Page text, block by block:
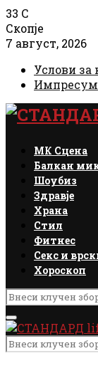
33 C
Скопје
7 август, 2026
Услови за
Импресум
Facebook
Instagram
Email
Rss
МК Сцена
Балкан
Шоубиз
Здравје
Храна
Стил
Фитнес
Секс и
Хороскоп
Search
for:
Primary
Menu
Search
for: